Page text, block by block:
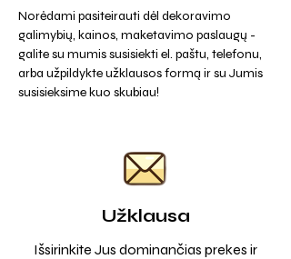
Norėdami pasiteirauti dėl dekoravimo
galimybių, kainos, maketavimo paslaugų -
galite su mumis susisiekti el. paštu, telefonu,
arba užpildykte užklausos formą ir su Jumis
susisieksime kuo skubiau!
Užklausa
Išsirinkite Jus dominančias prekes ir